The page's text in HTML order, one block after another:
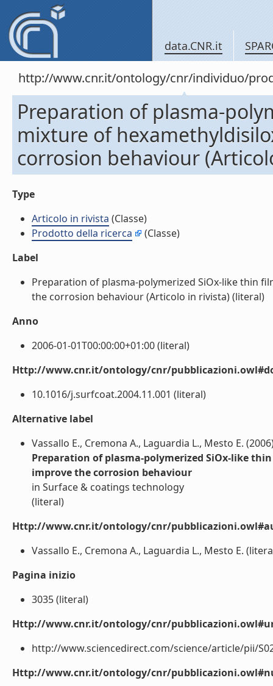
data.CNR.it
http://www.cnr.it/ontology/cnr/individuo/
Preparation of plasma-
mixture of
corrosion behaviour
Type
Articolo in rivista (Classe)
Prodotto della ricerca
(Classe)
Label
Preparation of plasma-polymerized SiOx-like thin
the corrosion behaviour (Articolo in rivista) (literal)
Anno
2006-01-01T00:00:00+01:00 (literal)
Http://www.cnr.it/ontology/cnr/
10.1016/j.surfcoat.2004.11.001 (literal)
Alternative label
Vassallo E., Cremona A., Laguardia L., Mesto E.
Preparation of plasma-polymerized SiOx-like
improve the corrosion behaviour
in Surface & coatings technology
(literal)
Http://www.cnr.it/ontology/cnr/
Vassallo E., Cremona A., Laguardia L., Mesto E.
Pagina inizio
3035 (literal)
Http://www.cnr.it/ontology/cnr/
http://www.sciencedirect.com/science/article/pii/
Http://www.cnr.it/ontology/cnr/